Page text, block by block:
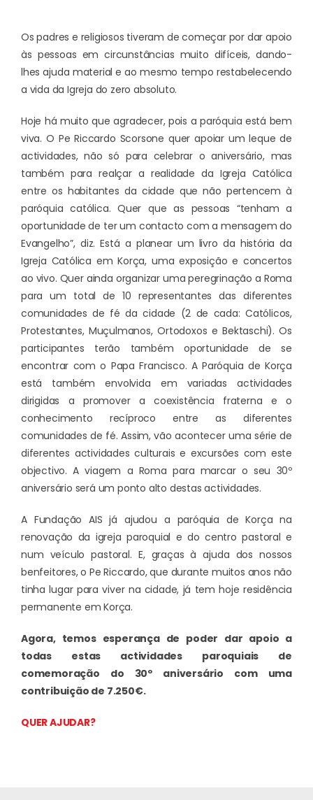
Os padres e religiosos tiveram de começar por dar apoio
às pessoas em circunstâncias muito difíceis, dando-
lhes ajuda material e ao mesmo tempo restabelecendo
a vida da Igreja do zero absoluto.
Hoje há muito que agradecer, pois a paróquia está bem
viva. O Pe Riccardo Scorsone quer apoiar um leque de
actividades, não só para celebrar o aniversário, mas
também para realçar a realidade da Igreja Católica
entre os habitantes da cidade que não pertencem à
paróquia católica. Quer que as pessoas “tenham a
oportunidade de ter um contacto com a mensagem do
Evangelho”, diz. Está a planear um livro da história da
Igreja Católica em Korça, uma exposição e concertos
ao vivo. Quer ainda organizar uma peregrinação a Roma
para um total de 10 representantes das diferentes
comunidades de fé da cidade (2 de cada: Católicos,
Protestantes, Muçulmanos, Ortodoxos e Bektaschi). Os
participantes terão também oportunidade de se
encontrar com o Papa Francisco. A Paróquia de Korça
está também envolvida em variadas actividades
dirigidas a promover a coexistência fraterna e o
conhecimento recíproco entre as diferentes
comunidades de fé. Assim, vão acontecer uma série de
diferentes actividades culturais e excursões com este
objectivo. A viagem a Roma para marcar o seu 30º
aniversário será um ponto alto destas actividades.
A Fundação AIS já ajudou a paróquia de Korça na
renovação da igreja paroquial e do centro pastoral e
num veículo pastoral. E, graças à ajuda dos nossos
benfeitores, o Pe Riccardo, que durante muitos anos não
tinha lugar para viver na cidade, já tem hoje residência
permanente em Korça.
Agora, temos esperança de poder dar apoio a
todas estas actividades paroquiais de
comemoração do 30º aniversário com uma
contribuição de 7.250€.
QUER AJUDAR?